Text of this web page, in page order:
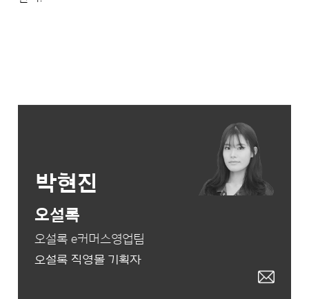
박현진
오설록
오설록 e커머스영업팀
오설록 직영몰 기획자